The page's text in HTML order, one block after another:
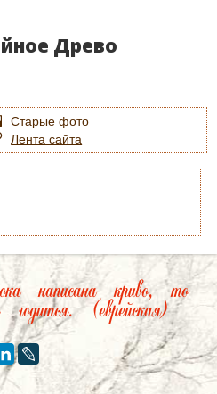
Древо
Старые фото
Лента сайта
написана криво, то
(еврейская)